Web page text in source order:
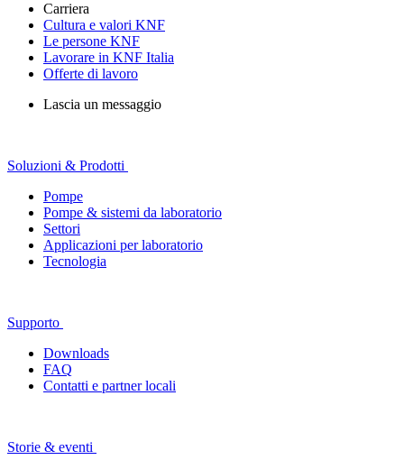
Carriera
Cultura e valori KNF
Le persone KNF
Lavorare in KNF Italia
Offerte di lavoro
Lascia un messaggio
Soluzioni & Prodotti
Pompe
Pompe & sistemi da laboratorio
Settori
Applicazioni per laboratorio
Tecnologia
Supporto
Downloads
FAQ
Contatti e partner locali
Storie & eventi